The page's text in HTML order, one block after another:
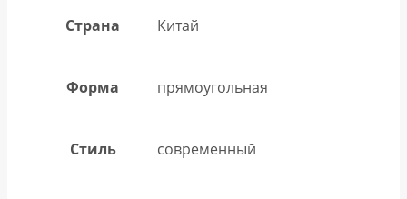
Страна Китай
Форма прямоугольная
Стиль современный